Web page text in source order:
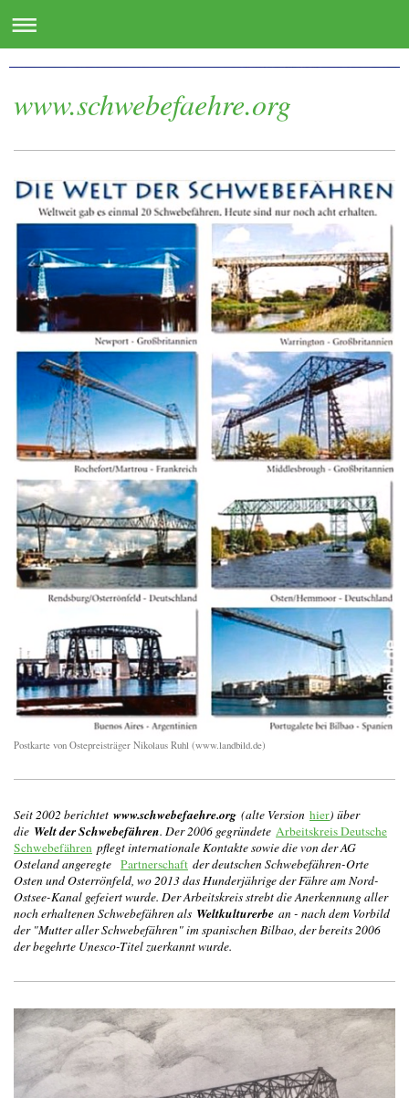
www.schwebefaehre.org
Postkarte von Ostepreisträger Nikolaus Ruhl (www.landbild.de)
Seit 2002 berichtet www.schwebefaehre.org (alte Version hier) über
die Welt der Schwebefähren. Der 2006 gegründete Arbeitskreis Deutsche
Schwebefähren pflegt internationale Kontakte sowie die von der AG
Osteland angeregte Partnerschaft der deutschen Schwebefähren-Orte
Osten und Osterrönfeld, wo 2013 das Hunderjährige der Fähre am Nord-
Ostsee-Kanal gefeiert wurde. Der Arbeitskreis strebt die Anerkennung aller
noch erhaltenen Schwebefähren als Weltkulturerbe an - nach dem Vorbild
der "Mutter aller Schwebefähren" im spanischen Bilbao, der bereits 2006
der begehrte Unesco-Titel zuerkannt wurde.